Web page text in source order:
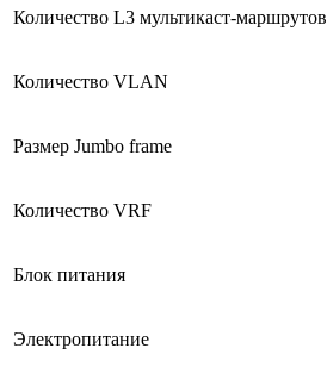
Количество L3 мультикаст-маршрутов
Количество VLAN
Размер Jumbo frame
Количество VRF
Блок питания
Электропитание